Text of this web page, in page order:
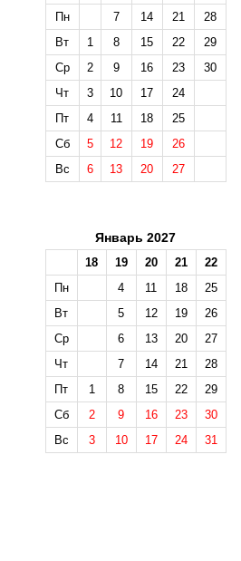
Пн
7 14 21
28
Вт
1 8 15 22
29
Ср
2 9 16 23
30
Чт
3 10 17
24
Пт
4 11 18
25
Сб
5 12 19
26
Вс
6 13 20 27
Январь 2027
18 19 20 21
22
Пн
4 11 18
25
Вт
5 12 19
26
Ср
6 13 20
27
Чт
7 14 21
28
Пт
1 8 15 22
29
Сб
2 9 16 23
30
Вс
3 10 17 24 31